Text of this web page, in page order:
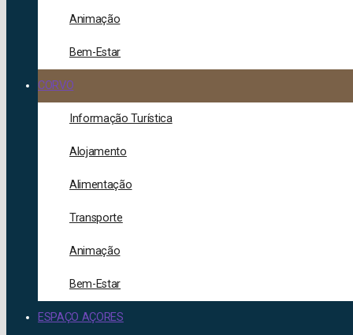
Animação
Bem-Estar
CORVO
Informação Turística
Alojamento
Alimentação
Transporte
Animação
Bem-Estar
ESPAÇO AÇORES